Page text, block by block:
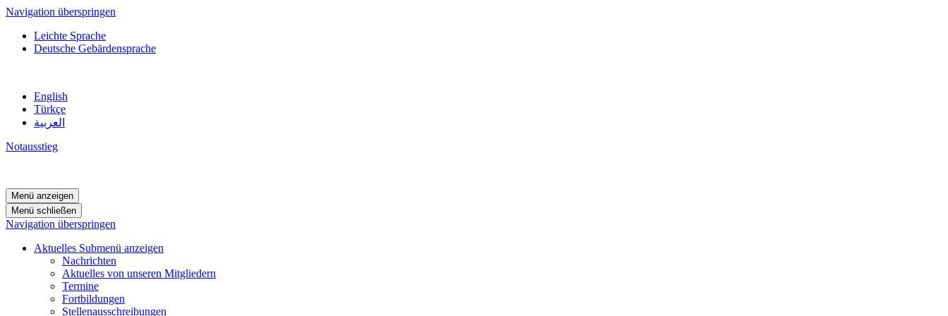
Navigation überspringen
Leichte Sprache
Deutsche Gebärdensprache
English
Türkçe
العربية
Notausstieg
Menü anzeigen
Menü schließen
Navigation überspringen
Aktuelles Submenü anzeigen
Nachrichten
Aktuelles von unseren Mitgliedern
Termine
Fortbildungen
Stellenausschreibungen